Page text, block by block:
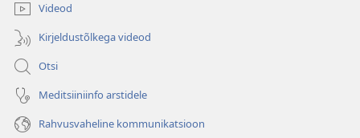
Videod
Kirjeldustõlkega videod
Otsi
Meditsiiniinfo arstidele
Rahvusvaheline kommunikatsioon